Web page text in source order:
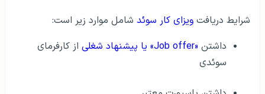
شرایط دریافت ویزای کار سوئد شامل موارد زیر است:
داشتن «Job offer» یا پیشنهاد شغلی
از کارفرمای
سوئدی